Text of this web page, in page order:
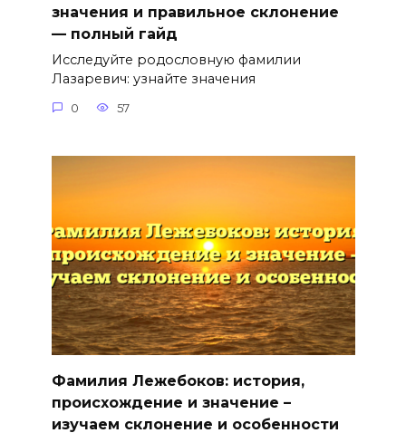
значения и правильное склонение
— полный гайд
Исследуйте родословную фамилии
Лазаревич: узнайте значения
0 57
Фамилия Лежебоков: история,
происхождение и значение –
изучаем склонение и особенности